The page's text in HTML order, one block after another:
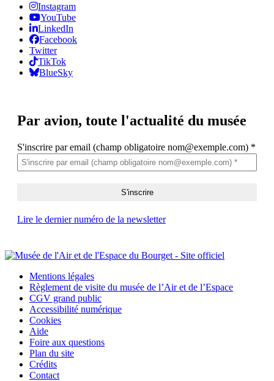
Instagram
YouTube
LinkedIn
Facebook
Twitter
TikTok
BlueSky
Par avion, toute l'actualité du musée
S'inscrire par email (champ obligatoire nom@exemple.com) *
Lire le dernier numéro de la newsletter
Mentions légales
Règlement de visite du musée de l’Air et de l’Espace
CGV grand public
Accessibilité numérique
Cookies
Aide
Foire aux questions
Plan du site
Crédits
Contact